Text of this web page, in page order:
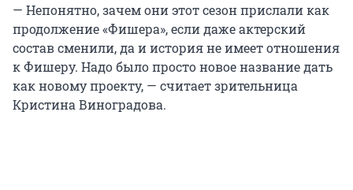
— Непонятно, зачем они этот сезон прислали как
продолжение «Фишера», если даже актерский
состав сменили, да и история не имеет отношения
к Фишеру. Надо было просто новое название дать
как новому проекту, — считает зрительница
Кристина Виноградова.